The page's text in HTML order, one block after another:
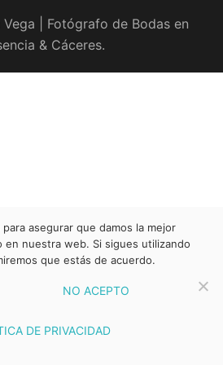
| Fotógrafo de Bodas en
& Cáceres.
asegurar que damos la mejor
en nuestra web. Si sigues utilizando
que estás de acuerdo.
NO ACEPTO
DE PRIVACIDAD